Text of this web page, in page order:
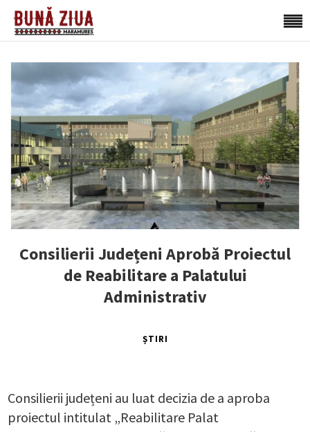
Consilierii Județeni Aprobă Proiectul
de Reabilitare a Palatului
Administrativ
ȘTIRI
Consilierii județeni au luat decizia de a aproba
proiectul intitulat „Reabilitare Palat